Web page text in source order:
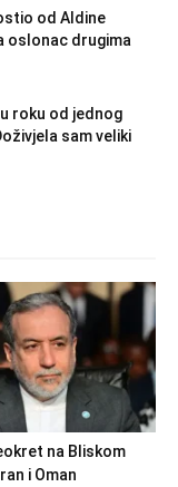
od Aldine
oslonac drugima
roku od jednog
sam veliki
na Bliskom
i Oman